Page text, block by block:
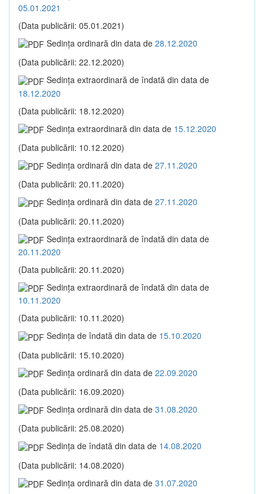
05.01.2021
(Data publicării: 05.01.2021)
Sedinţa ordinară din data de 28.12.2020
(Data publicării: 22.12.2020)
Sedinţa extraordinară de îndată din data de
18.12.2020
(Data publicării: 18.12.2020)
Sedinţa extraordinară din data de 15.12.2020
(Data publicării: 10.12.2020)
Sedinţa ordinară din data de 27.11.2020
(Data publicării: 20.11.2020)
Sedinţa ordinară din data de 27.11.2020
(Data publicării: 20.11.2020)
Sedinţa extraordinară de îndată din data de
20.11.2020
(Data publicării: 20.11.2020)
Sedinţa extraordinară de îndată din data de
10.11.2020
(Data publicării: 10.11.2020)
Sedinţa de îndată din data de 15.10.2020
(Data publicării: 15.10.2020)
Sedinţa ordinară din data de 22.09.2020
(Data publicării: 16.09.2020)
Sedinţa ordinară din data de 31.08.2020
(Data publicării: 25.08.2020)
Sedinţa de îndată din data de 14.08.2020
(Data publicării: 14.08.2020)
Sedinţa ordinară din data de 31.07.2020